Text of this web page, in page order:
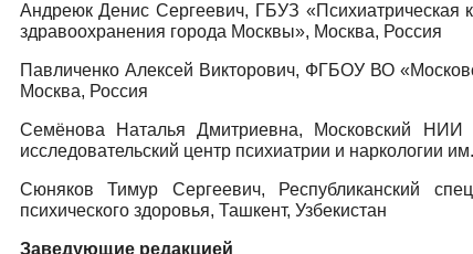
Андреюк Денис Сергеевич, ГБУЗ
здравоохранения города Москвы», Москва, Россия
Павличенко Алексей Викторович, ФГБОУ ВО
Москва, Россия
Семёнова Наталья Дмитриевна, Московский
исследовательский центр психиатрии и наркологии
Сюняков Тимур Сергеевич, Республиканский
психического здоровья, Ташкент, Узбекистан
Заведующие редакцией